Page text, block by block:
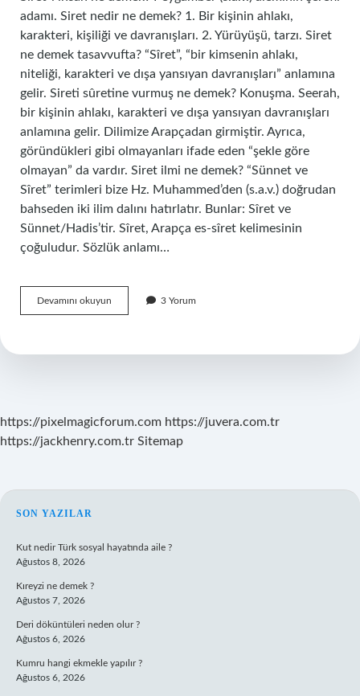
adamı. Siret nedir ne demek? 1. Bir kişinin ahlakı,
karakteri, kişiliği ve davranışları. 2. Yürüyüşü, tarzı. Siret
ne demek tasavvufta? “Sîret”, “bir kimsenin ahlakı,
niteliği, karakteri ve dışa yansıyan davranışları” anlamına
gelir. Sireti sûretine vurmuş ne demek? Konuşma. Seerah,
bir kişinin ahlakı, karakteri ve dışa yansıyan davranışları
anlamına gelir. Dilimize Arapçadan girmiştir. Ayrıca,
göründükleri gibi olmayanları ifade eden “şekle göre
olmayan” da vardır. Siret ilmi ne demek? “Sünnet ve
Sîret” terimleri bize Hz. Muhammed’den (s.a.v.) doğrudan
bahseden iki ilim dalını hatırlatır. Bunlar: Sîret ve
Sünnet/Hadis’tir. Sîret, Arapça es-sîret kelimesinin
çoğuludur. Sözlük anlamı…
Devamını okuyun
Insan
3 Yorum
https://pixelmagicforum.com https://juvera.com.tr
https://jackhenry.com.tr Sitemap
SIDEBAR
SON YAZILAR
Kut nedir Türk sosyal hayatında aile ?
Ağustos 8, 2026
Kıreyzi ne demek ?
Ağustos 7, 2026
Deri döküntüleri neden olur ?
Ağustos 6, 2026
Kumru hangi ekmekle yapılır ?
Ağustos 6, 2026